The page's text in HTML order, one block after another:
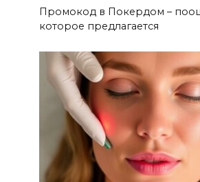
Промокод в Покердом –
которое предлагается